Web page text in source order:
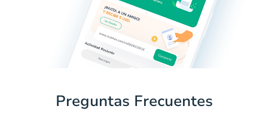
Preguntas Frecuentes